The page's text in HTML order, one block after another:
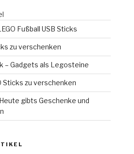
Fußball USB Sticks
zu verschenken
– Gadgets als Legosteine
Sticks zu verschenken
gibts Geschenke und